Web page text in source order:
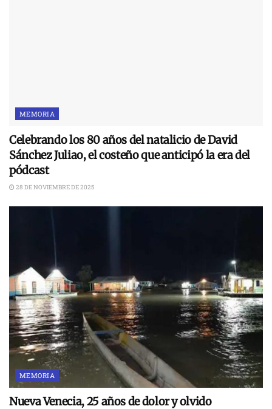
MEMORIA
Celebrando los 80 años del natalicio de David
Sánchez Juliao, el costeño que anticipó la era del
pódcast
28 DE NOVIEMBRE DE 2025
MEMORIA
Nueva Venecia, 25 años de dolor y olvido